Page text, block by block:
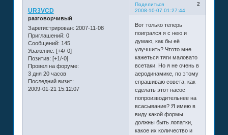
Поделиться
2
2008-10-07 01:27:44
UR3VCD
разговорчивый
Зарегистрирован: 2007-11-08
Приглашений: 0
Сообщений: 145
Уважение: [+4/-0]
Позитив: [+1/-0]
Провел на форуме:
3 дня 20 часов
Последний визит:
2009-01-21 15:12:07
Вот только теперь
поигрался я с нею и
думаю, как бы её
улучшить? Чтото мне
кажеться тяги маловато
всетаки. Но я не очень в
аеродинамике, по этому
спрашиваю совета, как
сделать этот насос
попроизводительнее на
всасывание? Я имею в
виду какой формы
должны быть лопатки,
какое их количество и